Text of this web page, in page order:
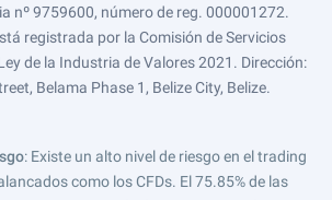
nº 9759600, número de reg. 000001272.
registrada por la Comisión de Servicios
de la Industria de Valores 2021. Dirección:
Belama Phase 1, Belize City, Belize.
: Existe un alto nivel de riesgo en el trading
como los CFDs. El 75.85% de las